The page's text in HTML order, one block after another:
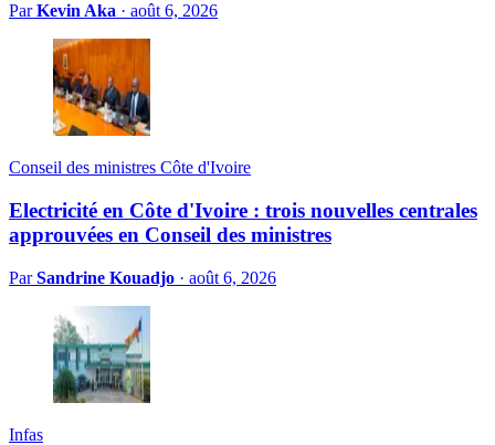
ParKevin Aka · août 6, 2026
Conseil des ministres Côte d'Ivoire
Electricité en Côte d'Ivoire : trois nouvelles centrales
approuvées en Conseil des ministres
ParSandrine Kouadjo · août 6, 2026
Infas